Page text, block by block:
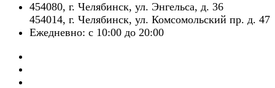
​454080, г. Челябинск, ул. Энгельса, д. 36
454014, г. Челябинск, ул. Комсомольский пр. д. 47
Ежедневно: с 10:00 до 20:00